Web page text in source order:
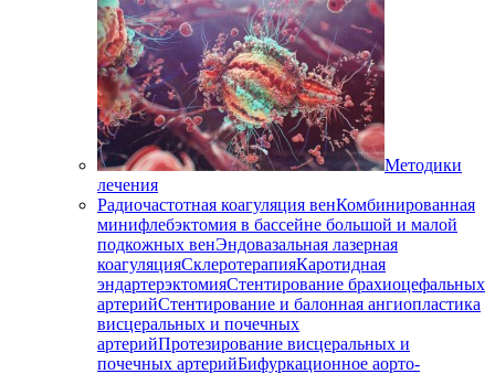
Методики
лечения
Радиочастотная коагуляция венКомбинированная
минифлебэктомия в бассейне большой и малой
подкожных венЭндовазальная лазерная
коагуляцияСклеротерапияКаротидная
эндартерэктомияСтентирование брахиоцефальных
артерийСтентирование и балонная ангиопластика
висцеральных и почечных
артерийПротезирование висцеральных и
почечных артерийБифуркационное аорто-